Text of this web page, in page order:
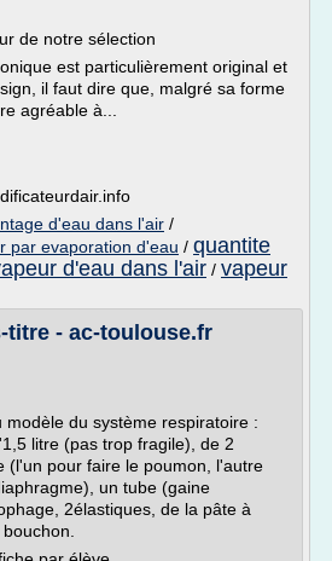
de notre sélection
est particulièrement original et
il faut dire que, malgré sa forme
agréable à...
d'eau dans l'air /
par evaporation d'eau / quantite
d'eau dans l'air / vapeur
titre - ac-toulouse.fr
modèle du système respiratoire :
litre (pas trop fragile), de 2
(l'un pour faire le poumon, l'autre
un tube (gaine
2élastiques, de la pâte à